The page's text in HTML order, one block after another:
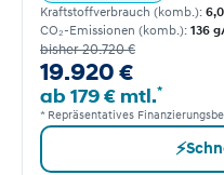
Kraftstoffverbrauch (komb.):
CO₂-Emissionen (komb.): 136
bisher 20.720 €
19.920 €
ab 179 € mtl.*
* Repräsentatives
⚡